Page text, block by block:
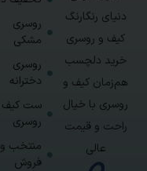
دنیای رنگارنگ
کیف و روسری
خرید دلچسب
هم‌زمان کیف و
روسری با خیال
راحت و قیمت
عالی
روسری
مشکی
روسری
دخترانه
ست کیف
روسری
منتخب و
فروش